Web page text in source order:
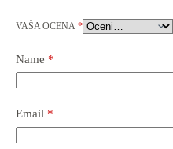
VAŠA OCENA *
Name *
Email *